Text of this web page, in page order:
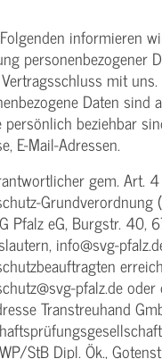
informieren
personenbezogener
mit uns.
Daten sind
persönlich beziehbar
E-Mail-Adressen.
gem. Art.
Grundverordnung
Pfalz eG, Burgstr. 40,
info@svg-
pfalz.de oder
Transtreuhand
StB Dipl. Ök.,